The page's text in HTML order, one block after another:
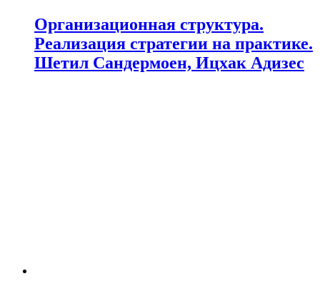
Организационная структура.
Реализация стратегии на практике.
Шетил Сандермоен, Ицхак Адизес